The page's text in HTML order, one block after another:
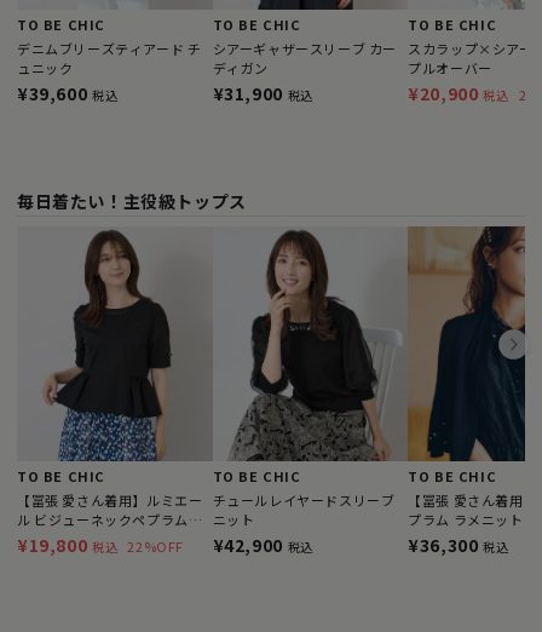
TO BE CHIC
デニムブリーズティアード チ
ュニック
¥39,600 税込
TO BE CHIC
シアーギャザースリーブ カー
ディガン
¥31,900 税込
TO BE CHIC
スカラップ×シアー
プルオーバー
¥20,900 税込
毎日着たい！主役級トップス
TO BE CHIC
【冨張 愛さん着用】ルミエー
ル ビジューネックペプラムト
ップス
¥19,800 税込 22%OFF
TO BE CHIC
チュールレイヤードスリーブ
ニット
¥42,900 税込
TO BE CHIC
【冨張 愛さん着用
プラム ラメニットカ
ン
¥36,300 税込